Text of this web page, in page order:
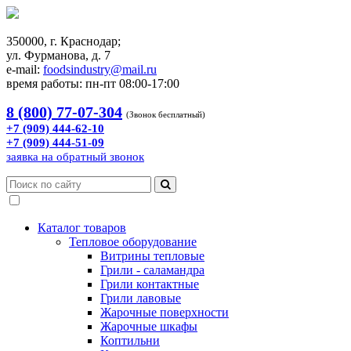
350000, г. Краснодар;
ул. Фурманова, д. 7
e-mail: foodsindustry@mail.ru
время работы: пн-пт 08:00-17:00
8 (800) 77-07-304 (Звонок бесплатный)
+7 (909) 444-62-10
+7 (909) 444-51-09
заявка на обратный звонок
Каталог товаров
Тепловое оборудование
Витрины тепловые
Грили - саламандра
Грили контактные
Грили лавовые
Жарочные поверхности
Жарочные шкафы
Коптильни